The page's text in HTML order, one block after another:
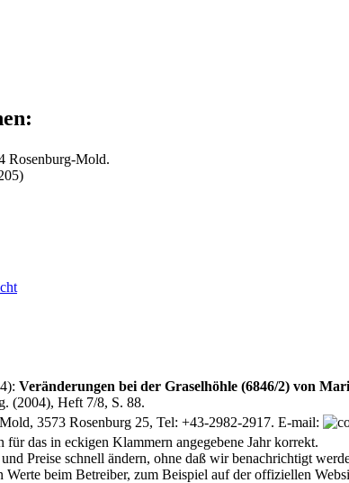
Rosenburg-Mold.
Veränderungen bei der Graselhöhle (6846/2) von
(2004), Heft 7/8, S. 88.
3573 Rosenburg 25, Tel: +43-2982-2917. E-mail:
für das in eckigen Klammern angegebene Jahr korrekt.
Preise schnell ändern, ohne daß wir benachrichtigt
beim Betreiber, zum Beispiel auf der offiziellen